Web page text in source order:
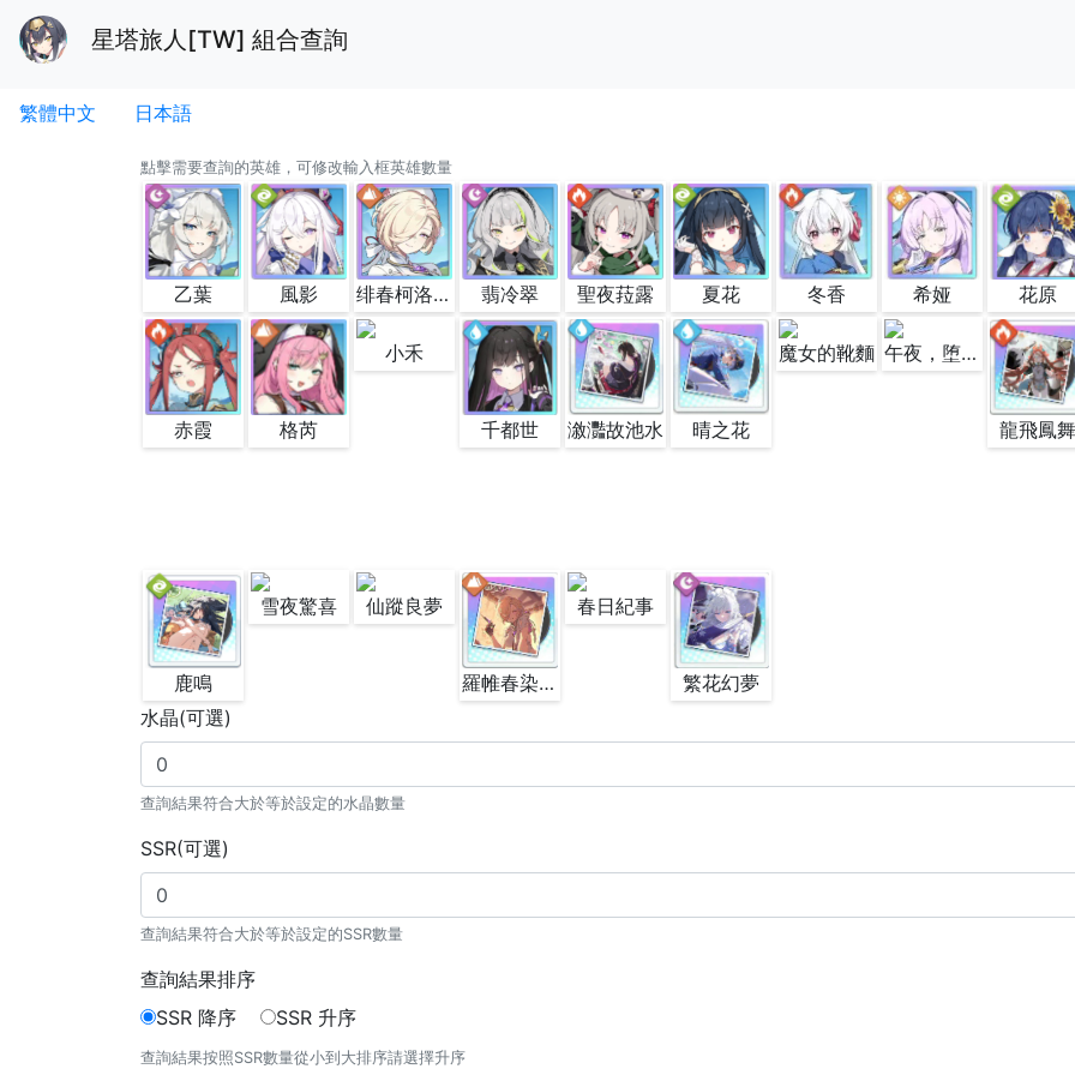
星塔旅人[TW] 組合查詢
繁體中文 日本語
點擊需要查詢的英雄，可修改輸入框英雄數量
乙葉 風影 绯春柯洛妮絲 翡冷翠 聖夜菈露 夏花 冬香 希娅 花原
赤霞 格芮
小禾
千都世 漵灩故池水 晴之花
魔女的靴麵 午夜，堕天使
龍飛鳳舞
鹿鳴
雪夜驚喜 仙蹤良夢
羅帷春染歲朝新
春日紀事
繁花幻夢
水晶(可選)
查詢結果符合大於等於設定的水晶數量
SSR(可選)
查詢結果符合大於等於設定的SSR數量
查詢結果排序
SSR 降序
SSR 升序
查詢結果按照SSR數量從小到大排序請選擇升序